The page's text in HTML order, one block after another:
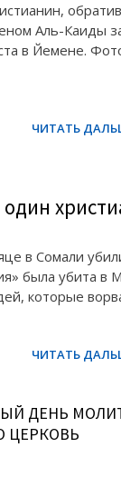
Аль-Каиды
в Йемене.
в Сомали
была убита в
которые
ДЕНЬ
ЦЕРКОВЬ